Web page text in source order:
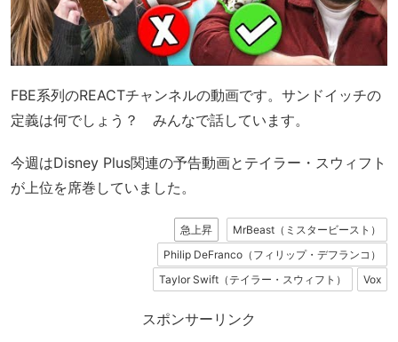
FBE系列のREACTチャンネルの動画です。サンドイッチの
定義は何でしょう？ みんなで話しています。
今週はDisney Plus関連の予告動画とテイラー・スウィフト
が上位を席巻していました。
急上昇
MrBeast（ミスタービースト）
Philip DeFranco（フィリップ・デフランコ）
Taylor Swift（テイラー・スウィフト）
Vox
スポンサーリンク